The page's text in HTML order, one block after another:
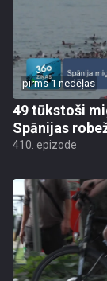
pirms 1 nedēļas
49 tūkstoši
Spānijas
410. epizode